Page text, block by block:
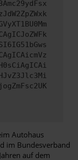
Autohaus
im Bundesverband
auf dem